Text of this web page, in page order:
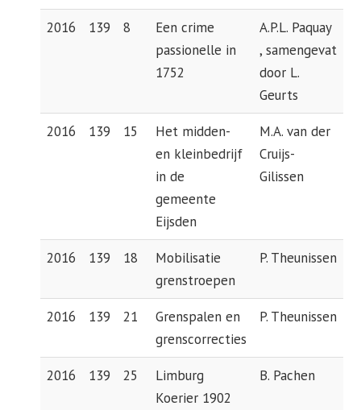
2016 139 8
Een crime
passionelle in
1752
A.P.L. Paquay
, samengevat
door L.
Geurts
2016 139 15
Het midden-
en kleinbedrijf
in de
gemeente
Eijsden
M.A. van der
Cruijs-
Gilissen
2016 139 18
Mobilisatie
grenstroepen
P. Theunissen
2016 139 21
Grenspalen en
grenscorrecties
P. Theunissen
2016 139 25
Limburg
Koerier 1902
B. Pachen